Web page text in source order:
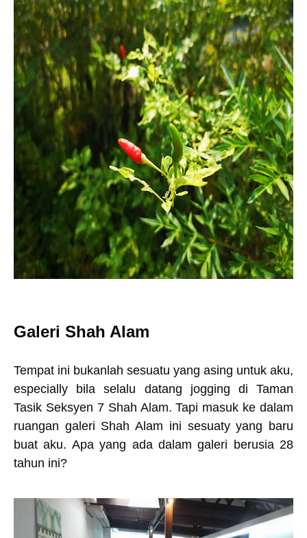
Galeri Shah Alam
Tempat ini bukanlah sesuatu yang asing untuk aku,
especially bila selalu datang jogging di Taman
Tasik Seksyen 7 Shah Alam. Tapi masuk ke dalam
ruangan galeri Shah Alam ini sesuaty yang baru
buat aku. Apa yang ada dalam galeri berusia 28
tahun ini?